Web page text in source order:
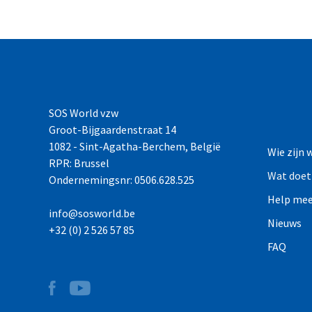
SOS World vzw
Groot-Bijgaardenstraat 14
1082 - Sint-Agatha-Berchem, België
RPR: Brussel
Ondernemingsnr: 0506.628.525
info@sosworld.be
+32 (0) 2 526 57 85
Wie zijn
Wat doet
Help mee
Nieuws
FAQ